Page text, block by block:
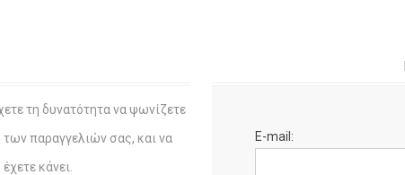
τη δυνατότητα να ψωνίζετε
των παραγγελιών σας, και να
κάνει.
E-mail: